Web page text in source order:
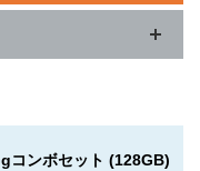
コンボセット (128GB)